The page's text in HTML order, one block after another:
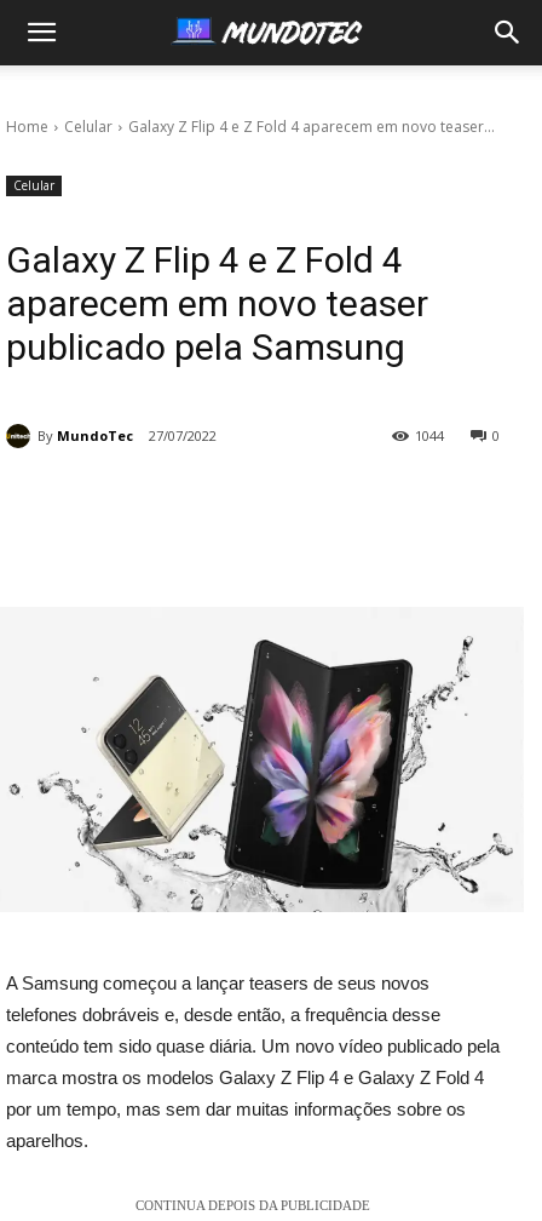
MundoTec
Home Celular Galaxy Z Flip 4 e Z Fold 4 aparecem em novo teaser...
Celular
Galaxy Z Flip 4 e Z Fold 4
aparecem em novo teaser
publicado pela Samsung
By MundoTec 27/07/2022 0
1044
A Samsung começou a lançar teasers de seus novos
telefones dobráveis ​​e, desde então, a frequência desse
conteúdo tem sido quase diária. Um novo vídeo publicado pela
marca mostra os modelos Galaxy Z Flip 4 e Galaxy Z Fold 4
por um tempo, mas sem dar muitas informações sobre os
aparelhos.
CONTINUA DEPOIS DA PUBLICIDADE